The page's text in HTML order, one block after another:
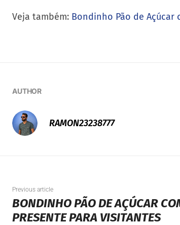
Veja também: Bondinho Pão de Açúcar
AUTHOR
RAMON23238777
Previous article
BONDINHO PÃO DE AÇÚCAR
PRESENTE PARA VISITANTES